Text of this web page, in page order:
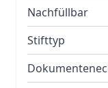
Nachfüllbar
Stifttyp